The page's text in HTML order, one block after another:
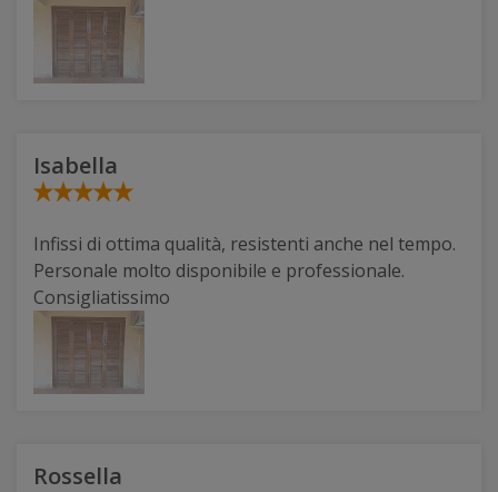
Isabella
Infissi di ottima qualità, resistenti anche nel tempo.
Personale molto disponibile e professionale.
Consigliatissimo
Rossella